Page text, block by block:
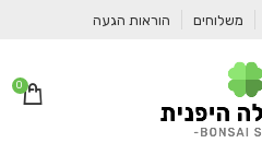
משלוחים הוראות הגעה
0